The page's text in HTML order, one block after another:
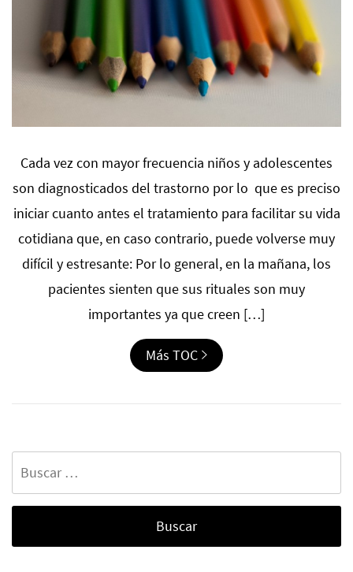
Cada vez con mayor frecuencia niños y adolescentes
son diagnosticados del trastorno por lo que es preciso
iniciar cuanto antes el tratamiento para facilitar su vida
cotidiana que, en caso contrario, puede volverse muy
difícil y estresante: Por lo general, en la mañana, los
pacientes sienten que sus rituales son muy
importantes ya que creen […]
Más TOC